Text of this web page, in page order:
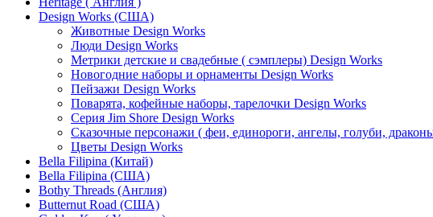
Design Works (США)
Животные Design Works
Люди Design Works
Метрики детские и свадебные ( сэмплеры) Design Works
Новогодние наборы и орнаменты Design Works
Пейзажи Design Works
Поварята, кофейные наборы, тарелочки Design Works
Серия Jim Shore Design Works
Сказочные персонажи ( феи, единороги, ангелы, голуби,
Цветы Design Works
Bella Filipina (Китай)
Bella Filipina (США)
Bothy Threads (Англия)
Butternut Road (США)